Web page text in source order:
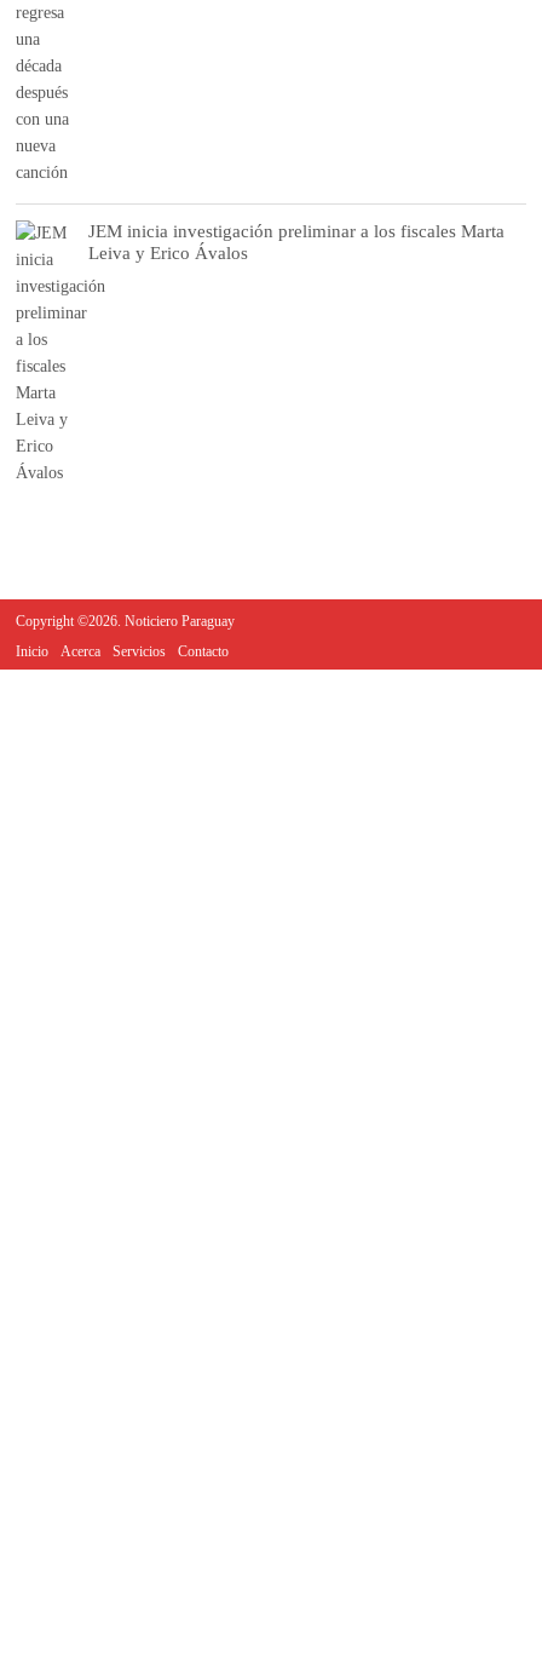
JEM inicia investigación preliminar a los fiscales Marta
Leiva y Erico Ávalos
Copyright ©2026. Noticiero Paraguay
Inicio
Acerca Servicios Contacto